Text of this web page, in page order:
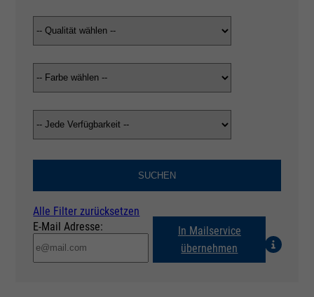
SUCHEN
Alle Filter zurücksetzen
E-Mail Adresse:
In Mailservice
übernehmen